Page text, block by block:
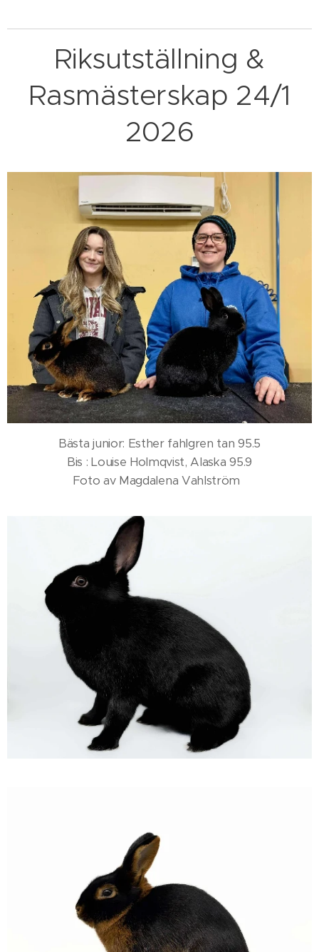
Riksutställning &
Rasmästerskap 24/1
2026
Bästa junior: Esther fahlgren tan 95.5
Bis : Louise Holmqvist, Alaska 95.9
Foto av Magdalena Vahlström